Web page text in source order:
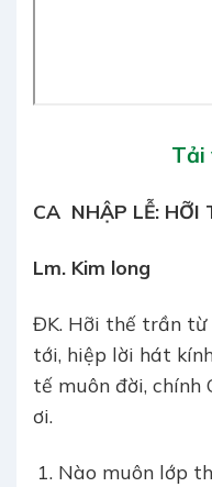
Tải
CA NHẬP LỄ: HỠI
Lm. Kim long
ĐK. Hỡi thế trần từ
tới, hiệp lời hát
tế muôn đời, chính
ơi.
Nào muôn lớp